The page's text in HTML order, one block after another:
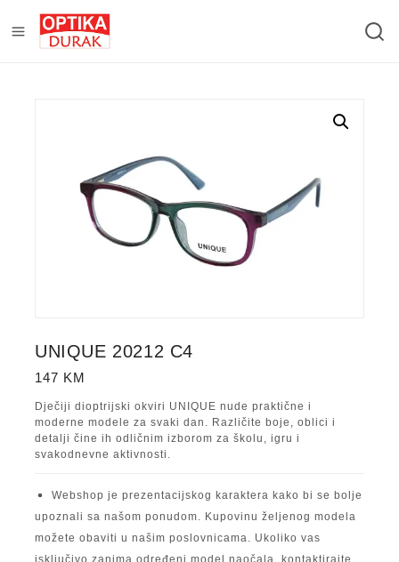
UNIQUE 20212 C4
147 KM
Dječiji dioptrijski okviri UNIQUE nude praktične i
moderne modele za svaki dan. Različite boje, oblici i
detalji čine ih odličnim izborom za školu, igru i
svakodnevne aktivnosti.
Webshop je prezentacijskog karaktera kako bi se bolje
upoznali sa našom ponudom. Kupovinu željenog modela
možete obaviti u našim poslovnicama. Ukoliko vas